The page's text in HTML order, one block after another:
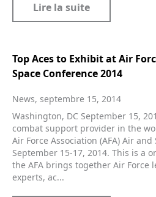
Lire la suite
Top Aces to Exhibit at Air
Space Conference 2014
News, septembre 15, 2014
Washington, DC September 15,
combat support provider in the
Air Force Association (AFA) Air
September 15-17, 2014. This is a
the AFA brings together Air Force
experts, ac...